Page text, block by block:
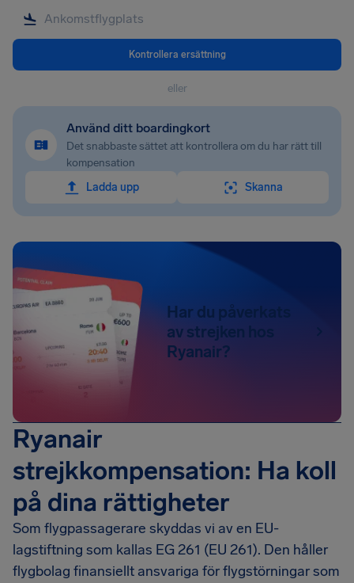
Kontrollera ersättning
eller
Använd ditt boardingkort
Det snabbaste sättet att kontrollera om du har rätt till
kompensation
Ladda upp
Skanna
Har du påverkats
av strejken hos
Ryanair?
Ryanair
strejkkompensation: Ha koll
på dina rättigheter
Som flygpassagerare skyddas vi av en EU-
lagstiftning som kallas EG 261 (EU 261). Den håller
flygbolag finansiellt ansvariga för flygstörningar som